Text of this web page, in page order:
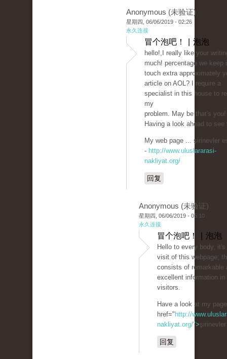
Anonymous (未验证)
星期四, 06/06/2019 - 02:26
永久连接
冒个泡吧！ | 泡泡
hello!,I really like your
much! percentage we keep
touch extra approximately
article on AOL? I require a
specialist in this house to
my
problem. May be that's you!
Having a look ahead to see
My web page ... şirinevler
- http://www.uluslararasi-
nakliyat.org/
回复
Anonymous (未验证)
星期四, 06/06/2019 - 05:10
永久连接
冒个泡吧！ | 泡泡
Hello to every body,
visit of this webpage;
consists of remarkable
excellent information in
visitors.
Have a look at my
href=" http://
nakliyat.org/">
回复